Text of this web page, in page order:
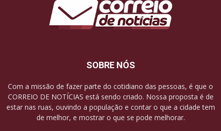
SOBRE NÓS
Com a missão de fazer parte do cotidiano das pessoas, é que o
CORREIO DE NOTÍCIAS está sendo criado. Nossa proposta é de
estar nas ruas, ouvindo a população e contar o que a cidade tem
de melhor, e mostrar o que se pode melhorar.